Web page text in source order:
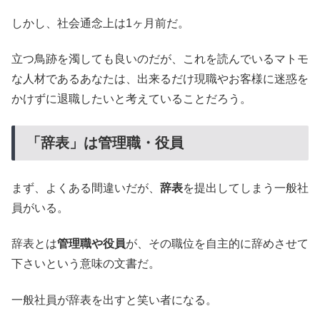
しかし、社会通念上は1ヶ月前だ。
立つ鳥跡を濁しても良いのだが、これを読んでいるマトモ
な人材であるあなたは、出来るだけ現職やお客様に迷惑を
かけずに退職したいと考えていることだろう。
「辞表」は管理職・役員
まず、よくある間違いだが、 辞表を提出してしまう一般社
員がいる。
辞表とは管理職や役員が、その職位を自主的に辞めさせて
下さいという意味の文書だ。
一般社員が辞表を出すと笑い者になる。